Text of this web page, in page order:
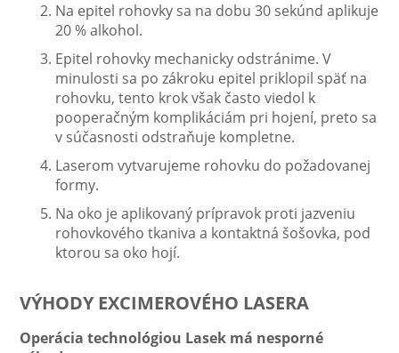
Na epitel rohovky sa na dobu 30 sekúnd aplikuje
20 % alkohol.
Epitel rohovky mechanicky odstránime. V
minulosti sa po zákroku epitel priklopil späť na
rohovku, tento krok však často viedol k
pooperačným komplikáciám pri hojení, preto sa
v súčasnosti odstraňuje kompletne.
Laserom vytvarujeme rohovku do požadovanej
formy.
Na oko je aplikovaný prípravok proti jazveniu
rohovkového tkaniva a kontaktná šošovka, pod
ktorou sa oko hojí.
VÝHODY EXCIMEROVÉHO LASERA
Operácia technológiou Lasek má nesporné